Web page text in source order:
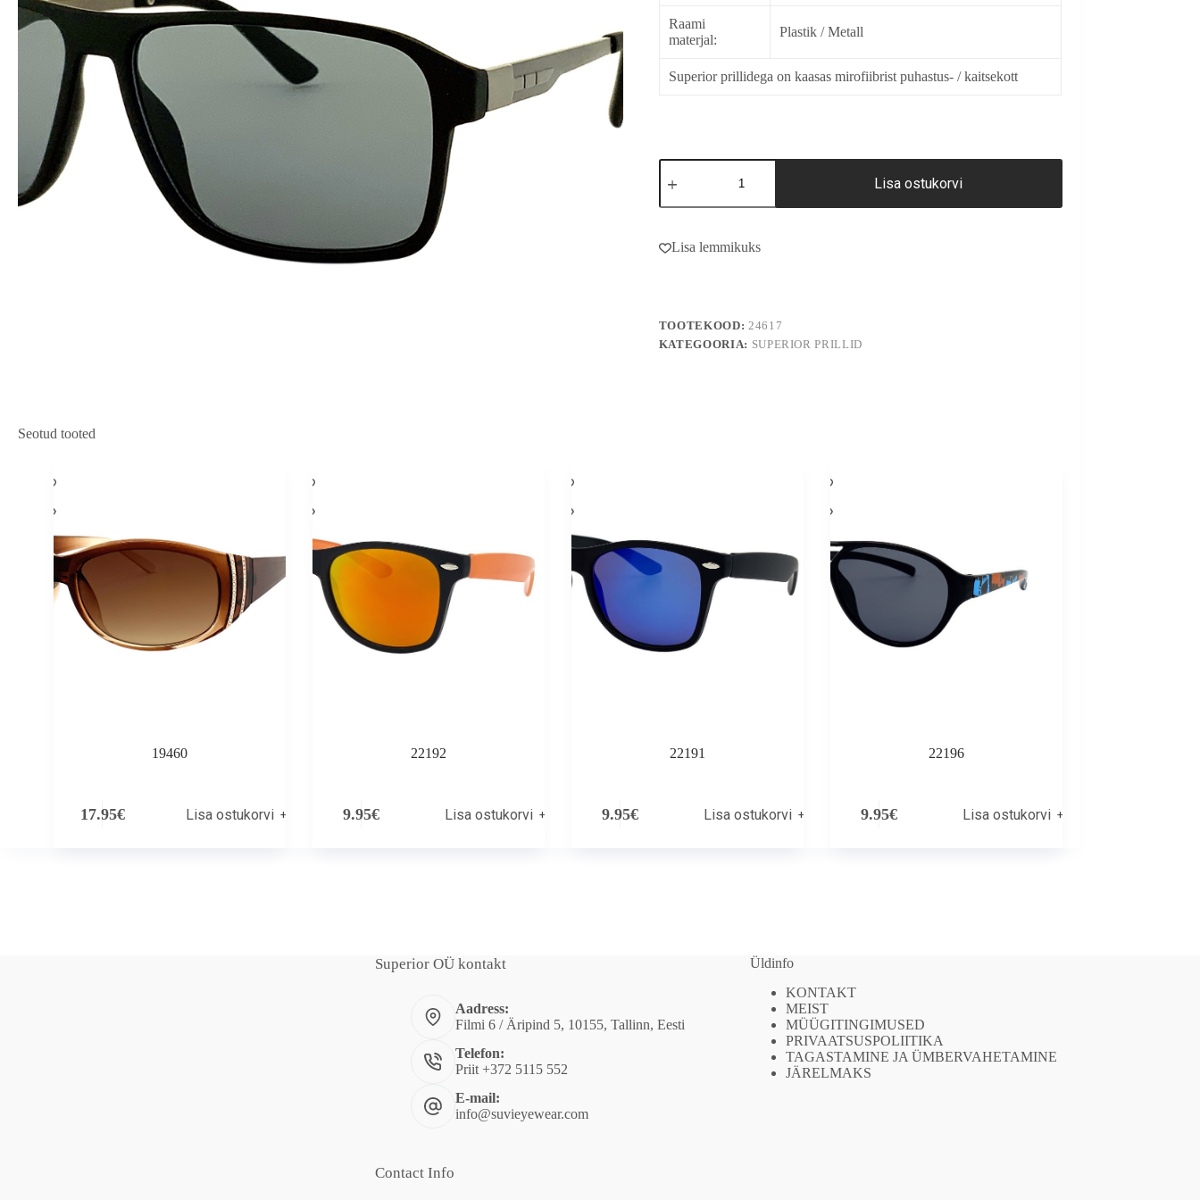
Raami
materjal:
Plastik / Metall
Superior prillidega on kaasas mirofiibrist puhastus- / kaitsekott
24617
kogus
Lisa ostukorvi
t
t
i
Lisa lemmikuks
TOOTEKOOD: 24617
KATEGOORIA: SUPERIOR PRILLID
Seotud tooted
19460
17.95€ Lisa ostukorvi
22192
9.95€ Lisa ostukorvi
22191
9.95€ Lisa ostukorvi
22196
9.95€ Lisa ostukorvi
Superior OÜ kontakt
Aadress:
Filmi 6 / Äripind 5, 10155, Tallinn, Eesti
Telefon:
Priit +372 5115 552
E-mail:
info@suvieyewear.com
Contact Info
Üldinfo
KONTAKT
MEIST
MÜÜGITINGIMUSED
PRIVAATSUSPOLIITIKA
TAGASTAMINE JA ÜMBERVAHETAMINE
JÄRELMAKS